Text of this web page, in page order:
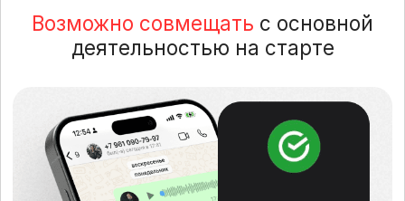
Для кого этот курс?